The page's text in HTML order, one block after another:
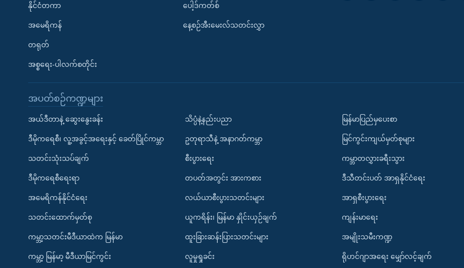
နိုင်ငံတကာ
အမေရိကန်
တရုတ်
အစ္စရေး-ပါလက်စတိုင်း
ပေါ့ဒ်ကတ်စ်
နေ့စဉ်အီးမေးလ်သတင်းလွှာ
အပတ်စဉ်ကဏ္ဍများ
အယ်ဒီတာနဲ့ ဆွေးနွေးခန်း
ဒီမိုကရေစီ၊ လူ့အခွင့်အရေးနှင့် ခေတ်ပြိုင်ကမ္ဘာ
သတင်းသုံးသပ်ချက်
ဒီမိုကရေစီရေးရာ
အမေရိကန်နိုင်ငံရေး
သတင်းထောက်မှတ်စု
ကမ္ဘာ့သတင်းမီဒီယာထဲက မြန်မာ
ကမ္ဘာ့ မြန်မာ့ မီဒီယာမြင်ကွင်း
သိပ္ပံနဲ့နည်းပညာ
ဥတုရာသီနဲ့ အနာဂတ်ကမ္ဘာ
စီးပွားရေး
တပတ်အတွင်း အားကစား
လယ်ယာစီးပွားသတင်းများ
ယူကရိန်း၊ မြန်မာ နှိုင်းယှဉ်ချက်
ထူးခြားဆန်းပြားသတင်းများ
လူမှုရှုခင်း
မြန်မာပြည်မှပေးစာ
မြင်ကွင်းကျယ်မှတ်စုများ
ကမ္ဘာတလွှားခရီးသွား
ဒီသီတင်းပတ် အာရှနိုင်ငံရေး
အာရှစီးပွားရေး
ကျန်းမာရေး
အမျိုးသမီးကဏ္ဍ
ရိုဟင်ဂျာအရေး မျှော်လင့်ချက်